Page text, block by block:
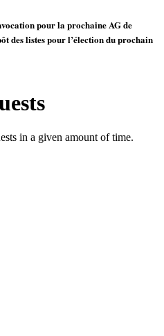
pour la prochaine AG de
des listes pour l’élection du prochain